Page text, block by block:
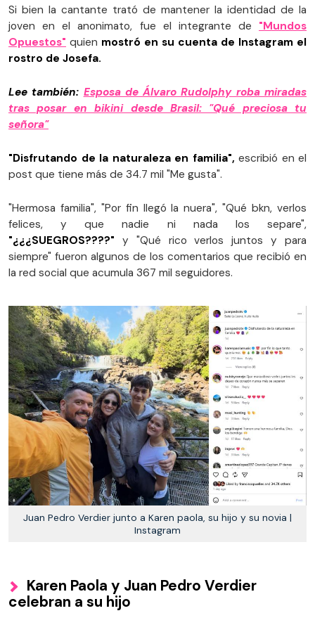
Si bien la cantante trató de mantener la identidad de la
joven en el anonimato, fue el integrante de "Mundos
Opuestos" quien mostró en su cuenta de Instagram el
rostro de Josefa.
Lee también: Esposa de Álvaro Rudolphy roba miradas
tras posar en bikini desde Brasil: "Qué preciosa tu
señora"
"Disfrutando de la naturaleza en familia", escribió en el
post que tiene más de 34.7 mil "Me gusta".
"Hermosa familia", "Por fin llegó la nuera", "Qué bkn, verlos
felices, y que nadie ni nada los separe",
"¿¿¿SUEGROS????" y "Qué rico verlos juntos y para
siempre" fueron algunos de los comentarios que recibió en
la red social que acumula 367 mil seguidores.
Juan Pedro Verdier junto a Karen paola, su hijo y su novia |
Instagram
Karen Paola y Juan Pedro Verdier
celebran a su hijo